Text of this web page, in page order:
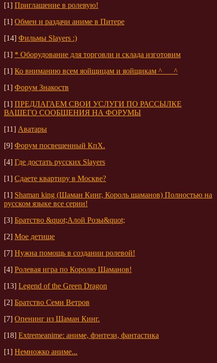
[1] Приглашение в ролевую!
[1] Обмен и раздачи аниме в Питере
[14] Фильмы Slayers :)
[1] * Оборудование для торговли и склада изготовим
[1] Ко вниманию всем яойщицам и яойщикам ^___^
[1] Форум Знакоств
[1] ПРЕДЛАГАЕМ СВОИ УСЛУГИ ПО РАССЫЛКЕ
ВАШЕГО СООБЩЕНИЯ НА ФОРУМЫ
[11] Аватары
[9] Форум посвещенный КпХ.
[4] Где достать русских Slayers
[1] Сдаете квартиру в Москве?
[1] Shaman king (Шаман Кинг, Король шаманов) Полностью на
русском языке все серии!
[3] Братство &quot;Алой Розы&quot;
[2] Мое детище
[7] Нужна помощь в создании ролевой!
[4] Ролевая игра по Королю Шаманов!
[13] Legend of the Green Dragon
[2] Братство Семи Ветров
[7] Опенинг из Шаман Кинг.
[18] Extremeanime: аниме, фэнтези, фантастика
[1] Немножко аниме...